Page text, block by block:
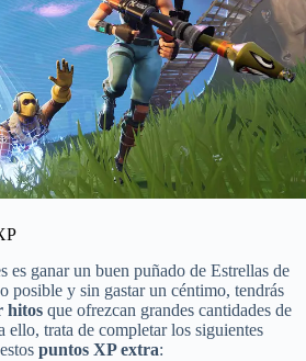
es ganar un buen puñado de Estrellas de
posible y sin gastar un céntimo, tendrás
hitos que ofrezcan grandes cantidades de
ello, trata de completar los siguientes
puntos XP extra: